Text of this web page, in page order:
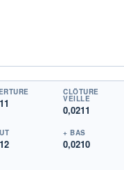
CLÔTURE
VEILLE
0,0211
+ BAS
0,0210